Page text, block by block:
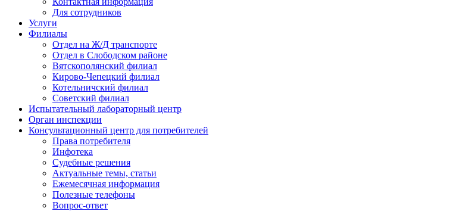
Для сотрудников
Услуги
Филиалы
Отдел на Ж/Д транспорте
Отдел в Слободском районе
Вятскополянский филиал
Кирово-Чепецкий филиал
Котельничский филиал
Советский филиал
Испытательный лабораторный центр
Орган инспекции
Консультационный центр для потребителей
Права потребителя
Инфотека
Судебные решения
Актуальные темы, cтатьи
Ежемесячная информация
Полезные телефоны
Вопрос-ответ